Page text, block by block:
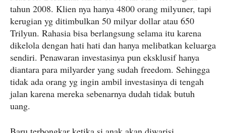
tahun 2008. Klien nya hanya 4800 orang milyuner, tapi
kerugian yg ditimbulkan 50 milyar dollar atau 650
Trilyun. Rahasia bisa berlangsung selama itu karena
dikelola dengan hati hati dan hanya melibatkan keluarga
sendiri. Penawaran investasinya pun eksklusif hanya
diantara para milyarder yang sudah freedom. Sehingga
tidak ada orang yg ingin ambil investasinya di tengah
jalan karena mereka sebenarnya dudah tidak butuh
uang.